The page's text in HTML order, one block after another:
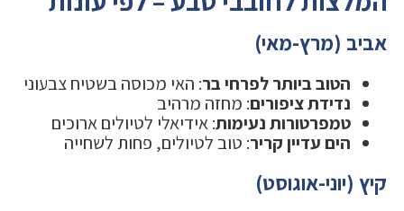
אביב (מרץ-מאי)
הטוב ביותר לפרחי בר: האי מכוסה בשטיח צבעוני
נדידת ציפורים: מחזה מרהיב
טמפרטורות נעימות: אידיאלי לטיולים ארוכים
הים עדיין קריר: טוב לטיולים, פחות לשחייה
קיץ (יוני-אוגוסט)